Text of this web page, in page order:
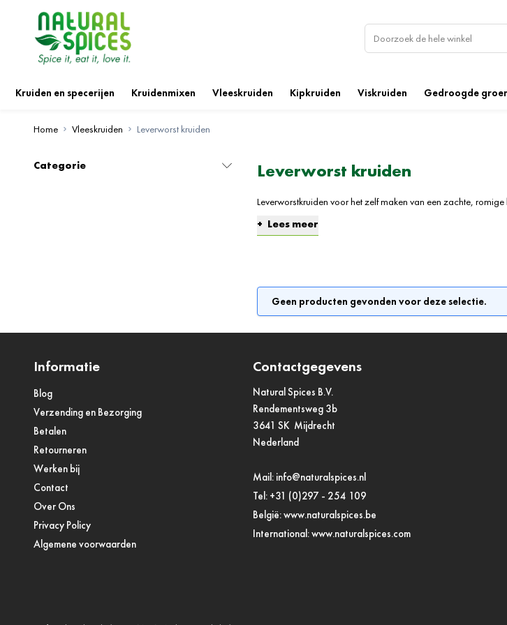
Kruiden en specerijen Kruidenmixen Vleeskruiden Kipkruiden Viskruiden Gedroogde
Home Vleeskruiden Leverworst kruiden
Categorie Leverworst kruiden
Leverworstkruiden voor het zelf maken van een zachte,
leverworstkruiden die je bij Natural Spices online kunt
authentieke leverworst een stuk makkelijker gemaakt.
romige smaak kun je haast geen nee zeggen.
Lees meer
Geen producten gevonden voor deze selectie.
Informatie
Blog
Verzending en Bezorging
Betalen
Retourneren
Werken bij
Contact
Over Ons
Privacy Policy
Algemene voorwaarden
Contactgegevens
Natural Spices B.V.
Rendementsweg 3b
3641 SK Mijdrecht
Nederland
Mail: info@naturalspices.nl
Tel: +31 (0)297 - 254 109
België:www.naturalspices.be
International:www.naturalspices.com